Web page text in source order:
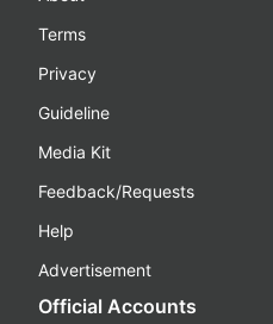
Terms
Privacy
Guideline
Media Kit
Feedback/Requests
Help
Advertisement
Official Accounts